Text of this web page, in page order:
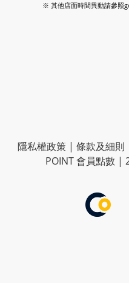
※ 其他店面時間異動請參照
隱私權政策 | 條款及細則
POINT 會員點數 |